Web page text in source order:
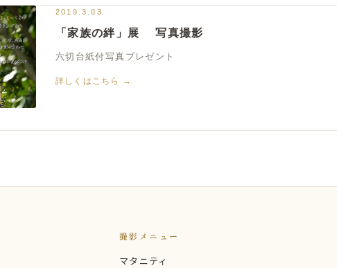
2019.3.03
「家族の絆」展 写真撮影
六切台紙付写真プレゼント
詳しくはこちら →
撮影メニュー
マタニティ